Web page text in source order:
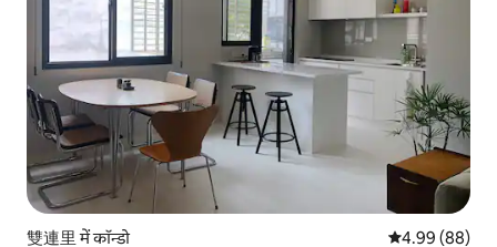
雙連里 में कॉन्डो औसत रेटिंग 5 में
4.99 (88)